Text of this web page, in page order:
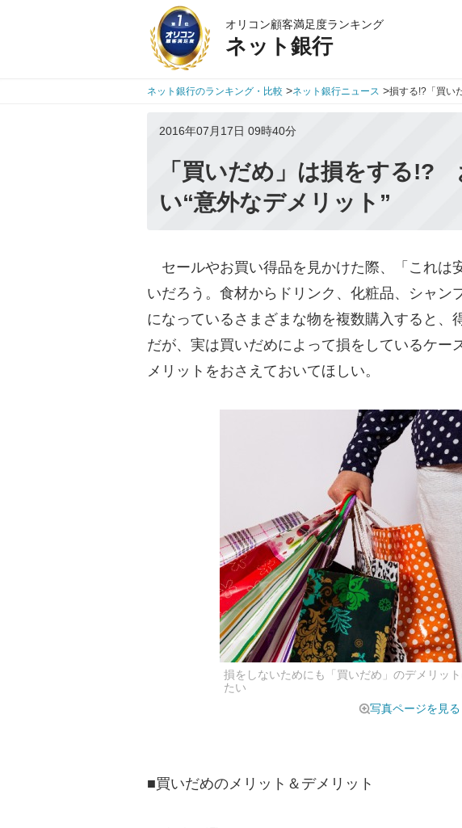
オリコン顧客満足度ランキング
ネット銀行
ネット銀行のランキング・比較 >ネット銀行ニュース >損する!?「買い
2016年07月17日 09時40分
「買いだめ」は損をする!?
い“意外なデメリット”
セールやお買い得品を見かけた際、「これは
いだろう。食材からドリンク、化粧品、シャン
になっているさまざまな物を複数購入すると、
だが、実は買いだめによって損をしているケー
メリットをおさえておいてほしい。
損をしないためにも「買いだめ」のデメリッ
たい
写真ページを見る
■買いだめのメリット＆デメリット